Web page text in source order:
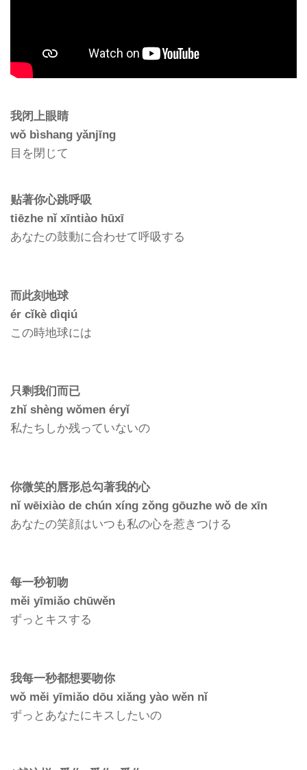
我闭上眼睛
wǒ bìshang yǎnjīng
目を閉じて
贴著你心跳呼吸
tiēzhe nǐ xīntiào hūxī
あなたの鼓動に合わせて呼吸する
而此刻地球
ér cǐkè dìqiú
この時地球には
只剩我们而已
zhǐ shèng wǒmen éryǐ
私たちしか残っていないの
你微笑的唇形总勾著我的心
nǐ wēixiào de chún xíng zǒng gōuzhe wǒ de xīn
あなたの笑顔はいつも私の心を惹きつける
每一秒初吻
měi yīmiǎo chūwěn
ずっとキスする
我每一秒都想要吻你
wǒ měi yīmiǎo dōu xiǎng yào wěn nǐ
ずっとあなたにキスしたいの